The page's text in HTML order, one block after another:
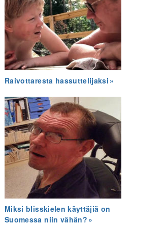
Raivottaresta hassuttelijaksi
Miksi blisskielen käyttäjiä on
Suomessa niin vähän?